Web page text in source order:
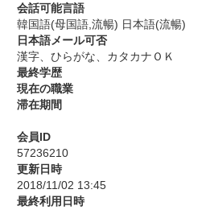
会話可能言語
韓国語(母国語,流暢) 日本語(流暢)
日本語メール可否
漢字、ひらがな、カタカナＯＫ
最終学歴
現在の職業
滞在期間
会員ID
57236210
更新日時
2018/11/02 13:45
最終利用日時